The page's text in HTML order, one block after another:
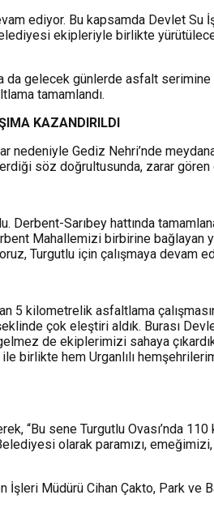
ediyor. Bu kapsamda Devlet
ekipleriyle birlikte
gelecek günlerde asfalt
tamamlandı.
KAZANDIRILDI
nedeniyle Gediz Nehri’nde
söz doğrultusunda, zarar
Sarıbey hattında
Mahallemizi birbirine
Turgutlu için çalışmaya devam
5 kilometrelik asfaltlama
çok eleştiri aldık. Burası
de ekiplerimizi sahaya
birlikte hem Urganlılı
sene Turgutlu Ovası’nda 110
olarak paramızı,
İşleri Müdürü Cihan Çakto, Park